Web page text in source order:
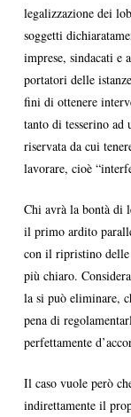
legalizzazione dei
soggetti
imprese, sindacati e
portatori delle
fini di ottenere
tanto di tesserino ad
riservata da cui
lavorare, cioè
Chi avrà la bontà di
il primo ardito
con il ripristino delle
più chiaro.
la si può eliminare,
pena di
perfettamente
Il caso vuole però
indirettamente il